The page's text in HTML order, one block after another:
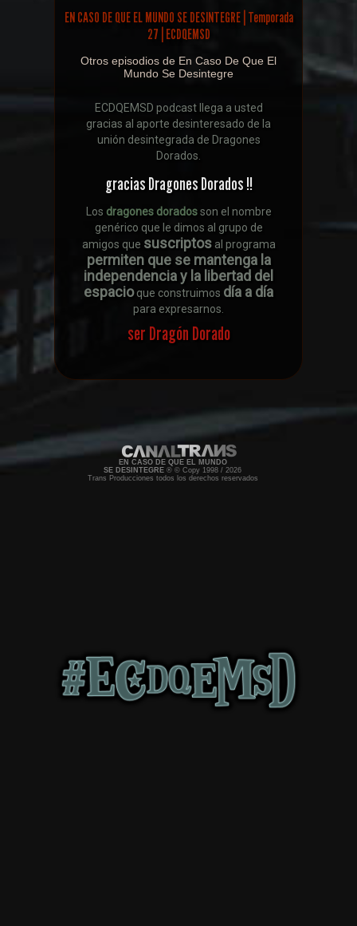
EN CASO DE QUE EL MUNDO SE DESINTEGRE | Temporada
27 | ECDQEMSD
Otros episodios de En Caso De Que El
Mundo Se Desintegre
ECDQEMSD podcast llega a usted
gracias al aporte desinteresado de la
unión desintegrada de Dragones
Dorados.
gracias Dragones Dorados !!
Los dragones doradosson el nombre
genérico que le dimos al grupo de
amigos que suscriptosal programa
permiten que se mantenga la
independencia y la libertad del
espacioque construimos día a día
para expresarnos.
ser Dragón Dorado
EN CASO DE QUE EL MUNDO
SE DESINTEGRE ® © Copy 1998 / 2026
Trans Producciones todos los derechos reservados